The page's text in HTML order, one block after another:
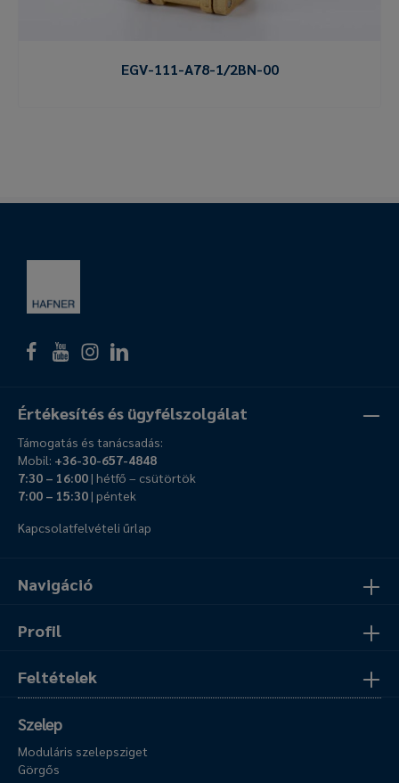
EGV-111-A78-1/2BN-00
Navigáció
Profil
Feltételek
Értékesítés és ügyfélszolgálat
Támogatás és tanácsadás:
Mobil: +36-30-657-4848
7:30 – 16:00| hétfő – csütörtök
7:00 – 15:30| péntek
Kapcsolatfelvételi űrlap
Szelep
Moduláris szelepsziget
Görgős